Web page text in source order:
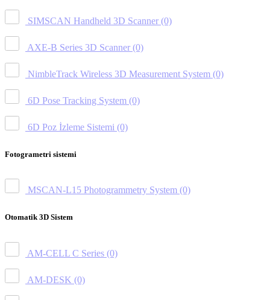
SIMSCAN Handheld 3D Scanner (0)
AXE-B Series 3D Scanner (0)
NimbleTrack Wireless 3D Measurement System (0)
6D Pose Tracking System (0)
6D Poz İzleme Sistemi (0)
Fotogrametri sistemi
MSCAN-L15 Photogrammetry System (0)
Otomatik 3D Sistem
AM-CELL C Series (0)
AM-DESK (0)